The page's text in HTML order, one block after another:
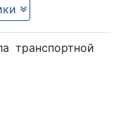
транспортной